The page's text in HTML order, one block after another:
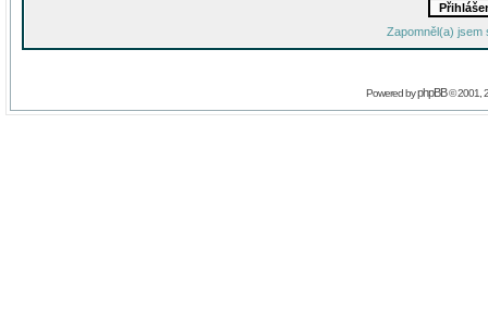
Zapomněl(a) jsem
Powered byphpBB© 2001,